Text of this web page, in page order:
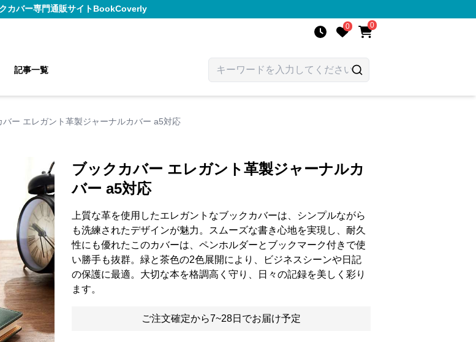
カバー専門通販サイトBookCoverly
0 0
記事一覧
バー エレガント革製ジャーナルカバー a5対応
ブックカバー エレガント革製ジャーナルカ
バー a5対応
上質な革を使用したエレガントなブックカバーは、シンプルながら
も洗練されたデザインが魅力。スムーズな書き心地を実現し、耐久
性にも優れたこのカバーは、ペンホルダーとブックマーク付きで使
い勝手も抜群。緑と茶色の2色展開により、ビジネスシーンや日記
の保護に最適。大切な本を格調高く守り、日々の記録を美しく彩り
ます。
ご注文確定から7~28日でお届け予定